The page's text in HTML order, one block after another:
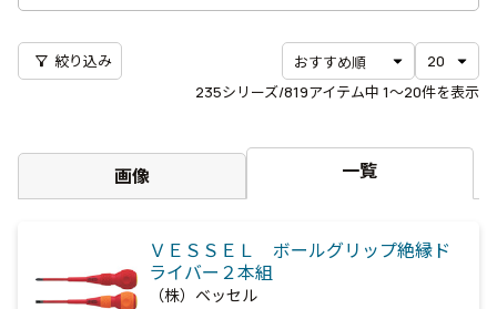
235シリーズ/819アイテム中 1〜20件を表示
filter_alt 絞り込み
画像 一覧
ＶＥＳＳＥＬ ボールグリップ絶縁ド
ライバー２本組
（株）ベッセル